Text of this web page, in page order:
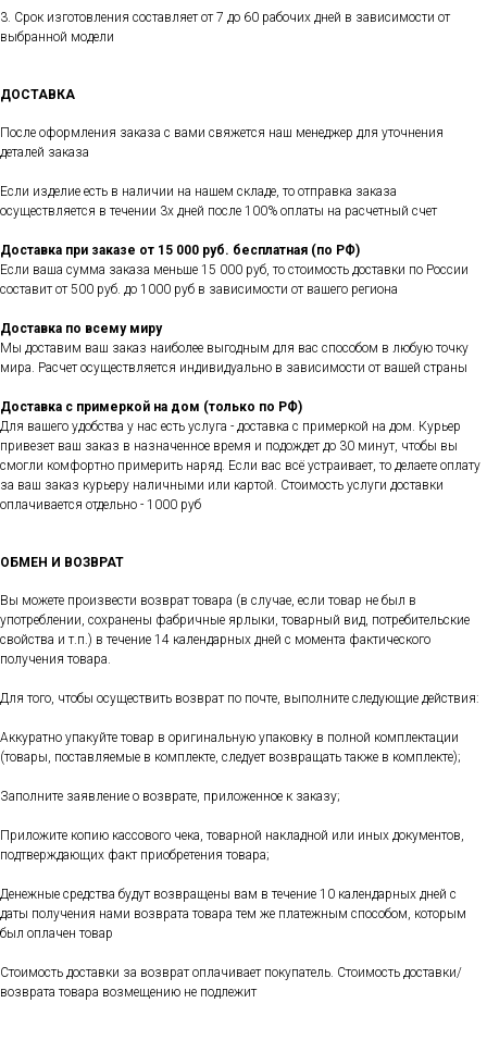
3. Срок изготовления составляет от 7 до 60 рабочих дней в зависимости от
выбранной модели
ДОСТАВКА
После оформления заказа с вами свяжется наш менеджер для уточнения
деталей заказа
Если изделие есть в наличии на нашем складе, то отправка заказа
осуществляется в течении 3х дней после 100% оплаты на расчетный счет
Доставка при заказе от 15 000 руб. бесплатная (по РФ)
Если ваша сумма заказа меньше 15 000 руб, то стоимость доставки по России
составит от 500 руб. до 1000 руб в зависимости от вашего региона
Доставка по всему миру
Мы доставим ваш заказ наиболее выгодным для вас способом в любую точку
мира. Расчет осуществляется индивидуально в зависимости от вашей страны
Доставка с примеркой на дом (только по РФ)
Для вашего удобства у нас есть услуга - доставка с примеркой на дом. Курьер
привезет ваш заказ в назначенное время и подождет до 30 минут, чтобы вы
смогли комфортно примерить наряд. Если вас всё устраивает, то делаете оплату
за ваш заказ курьеру наличными или картой. Стоимость услуги доставки
оплачивается отдельно - 1000 руб
ОБМЕН И ВОЗВРАТ
Вы можете произвести возврат товара (в случае, если товар не был в
употреблении, сохранены фабричные ярлыки, товарный вид, потребительские
свойства и т.п.) в течение 14 календарных дней с момента фактического
получения товара.
Для того, чтобы осуществить возврат по почте, выполните следующие действия:
Аккуратно упакуйте товар в оригинальную упаковку в полной комплектации
(товары, поставляемые в комплекте, следует возвращать также в комплекте);
Заполните заявление о возврате, приложенное к заказу;
Приложите копию кассового чека, товарной накладной или иных документов,
подтверждающих факт приобретения товара;
Денежные средства будут возвращены вам в течение 10 календарных дней с
даты получения нами возврата товара тем же платежным способом, которым
был оплачен товар
Стоимость доставки за возврат оплачивает покупатель. Стоимость доставки/
возврата товара возмещению не подлежит